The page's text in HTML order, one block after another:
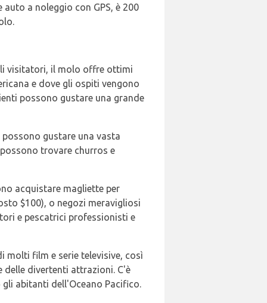
a noleggio con GPS, è 200
visitatori, il molo offre ottimi
e dove gli ospiti vengono
possono gustare una grande
gustare una vasta
trovare churros e
acquistare magliette per
$100), o negozi meravigliosi
e pescatrici professionisti e
molti film e serie televisive, così
delle divertenti attrazioni. C'è
abitanti dell'Oceano Pacifico.